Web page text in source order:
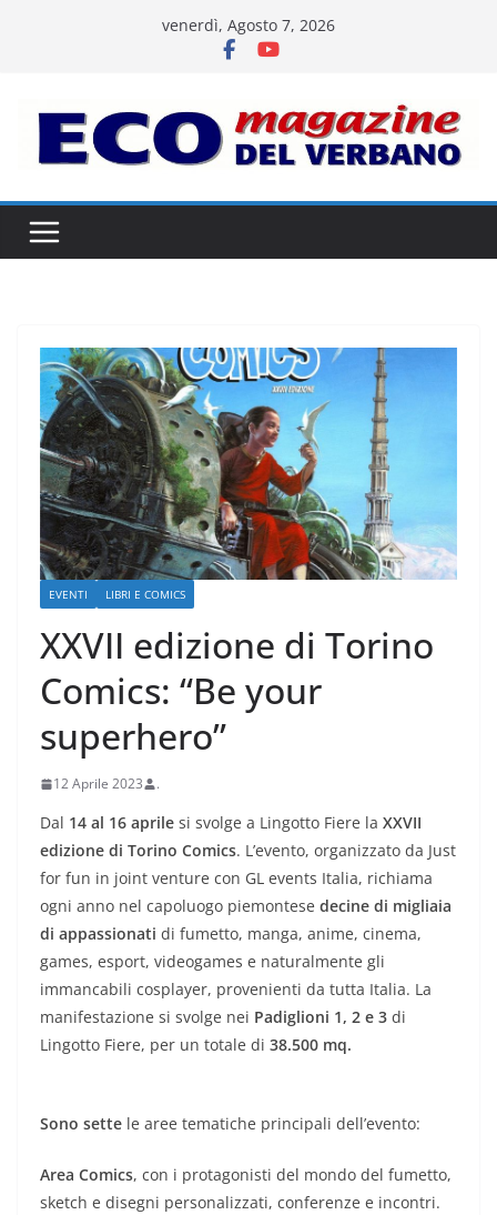
venerdì, Agosto 7, 2026
EVENTI LIBRI E COMICS
XXVII edizione di Torino
Comics: “Be your
superhero”
12 Aprile 2023 .
Dal 14 al 16 aprile si svolge a Lingotto Fiere la XXVII
edizione di Torino Comics. L’evento, organizzato da Just
for fun in joint venture con GL events Italia, richiama
ogni anno nel capoluogo piemontese decine di migliaia
di appassionati di fumetto, manga, anime, cinema,
games, esport, videogames e naturalmente gli
immancabili cosplayer, provenienti da tutta Italia. La
manifestazione si svolge nei Padiglioni 1, 2 e 3 di
Lingotto Fiere, per un totale di 38.500 mq.
Sono sette le aree tematiche principali dell’evento:
Area Comics, con i protagonisti del mondo del fumetto,
sketch e disegni personalizzati, conferenze e incontri.